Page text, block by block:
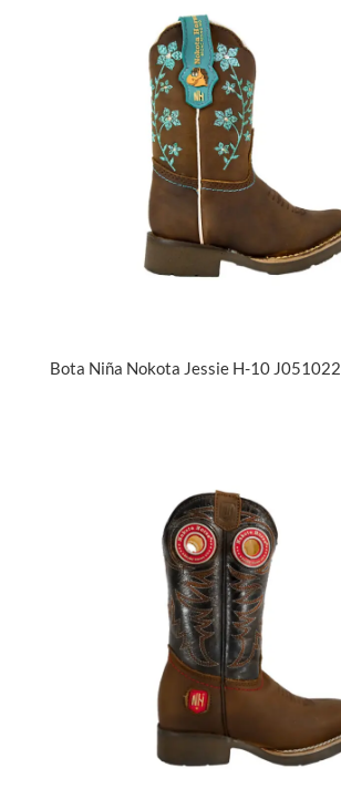
Bota Niña Nokota Jessie H-10 J051022